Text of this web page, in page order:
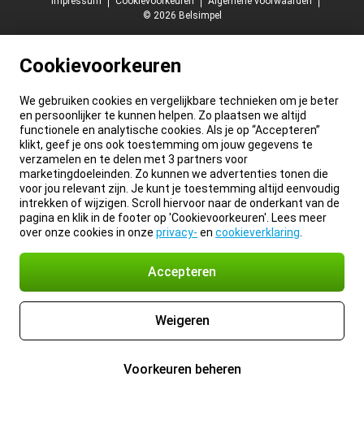
© 2026 Belsimpel
Cookievoorkeuren
We gebruiken cookies en vergelijkbare technieken om je beter
en persoonlijker te kunnen helpen. Zo plaatsen we altijd
functionele en analytische cookies. Als je op “Accepteren”
klikt, geef je ons ook toestemming om jouw gegevens te
verzamelen en te delen met 3 partners voor
marketingdoeleinden. Zo kunnen we advertenties tonen die
voor jou relevant zijn. Je kunt je toestemming altijd eenvoudig
intrekken of wijzigen. Scroll hiervoor naar de onderkant van de
pagina en klik in de footer op 'Cookievoorkeuren'. Lees meer
over onze cookies in onze privacy- en cookieverklaring
Accepteren
Weigeren
Voorkeuren beheren